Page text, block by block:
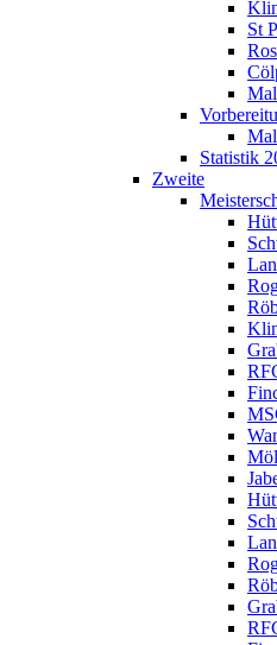
St
Statistik
Zweite